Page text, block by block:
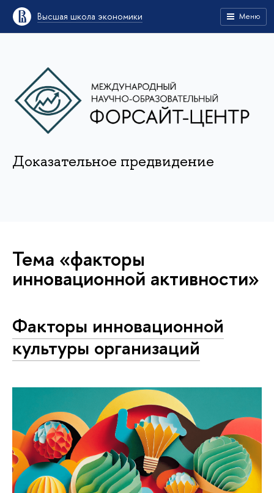
Высшая школа экономики Меню
Доказательное предвидение
Тема «факторы
инновационной активности»
Факторы инновационной
культуры организаций